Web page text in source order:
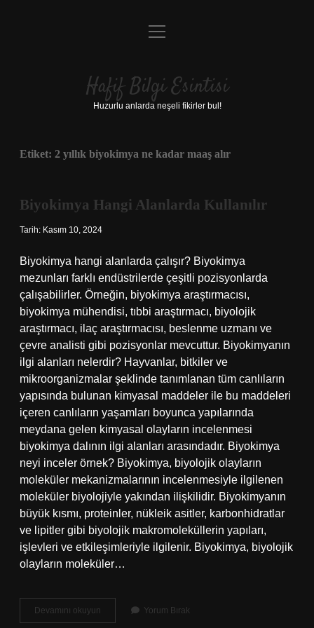
Anasayfa
Yasal Uyarı
menüyü
Hafif Bilgi Esintisi
Huzurlu anlarda neşeli fikirler bul!
Etiket: 2 yıllık biyokimya ne kadar maaş alır
Biyokimya Hangi Alanlarda Kullanılır
Tarih: Kasım 10, 2024
Biyokimya hangi alanlarda çalışır? Biyokimya
mezunları farklı endüstrilerde çeşitli pozisyonlarda
çalışabilirler. Örneğin, biyokimya araştırmacısı,
biyokimya mühendisi, tıbbi araştırmacı, biyolojik
araştırmacı, ilaç araştırmacısı, beslenme uzmanı ve
çevre analisti gibi pozisyonlar mevcuttur. Biyokimyanın
ilgi alanları nelerdir? Hayvanlar, bitkiler ve
mikroorganizmalar şeklinde tanımlanan tüm canlıların
yapısında bulunan kimyasal maddeler ile bu maddeleri
içeren canlıların yaşamları boyunca yapılarında
meydana gelen kimyasal olayların incelenmesi
biyokimya dalının ilgi alanları arasındadır. Biyokimya
neyi inceler örnek? Biyokimya, biyolojik olayların
moleküler mekanizmalarının incelenmesiyle ilgilenen
moleküler biyolojiyle yakından ilişkilidir. Biyokimyanın
büyük kısmı, proteinler, nükleik asitler, karbonhidratlar
ve lipitler gibi biyolojik makromoleküllerin yapıları,
işlevleri ve etkileşimleriyle ilgilenir. Biyokimya, biyolojik
olayların moleküler…
Devamını okuyun Biyokimya
Hangi
Yorum Bırak